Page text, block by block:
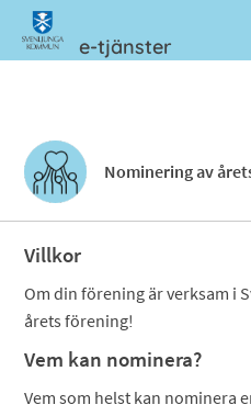
e-tjänster
Nominering av
Villkor
Om din förening är verksam i
årets förening!
Vem kan nominera?
Vem som helst kan nominera